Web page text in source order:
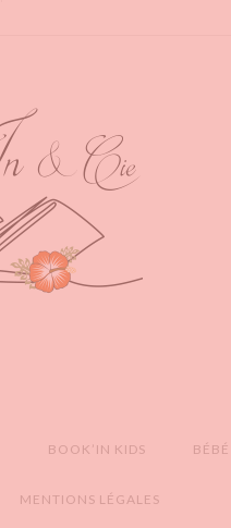
BOOK’IN KIDS
MENTIONS LÉGALES